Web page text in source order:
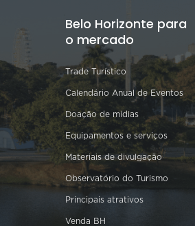
Belo Horizonte para
o mercado
Trade Turístico
Calendário Anual de Eventos
Doação de mídias
Equipamentos e serviços
Materiais de divulgação
Observatório do Turismo
Principais atrativos
Venda BH